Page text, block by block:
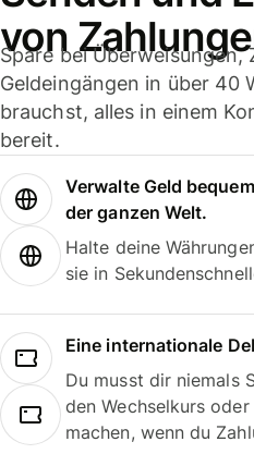
von
Spare bei Überweisungen,
Geldeingängen in über 40
brauchst, alles in einem
bereit.
Verwalte Geld
der ganzen Welt.
Halte deine
sie in
Eine internationale
Du musst dir niemals
den Wechselkurs
machen, wenn du